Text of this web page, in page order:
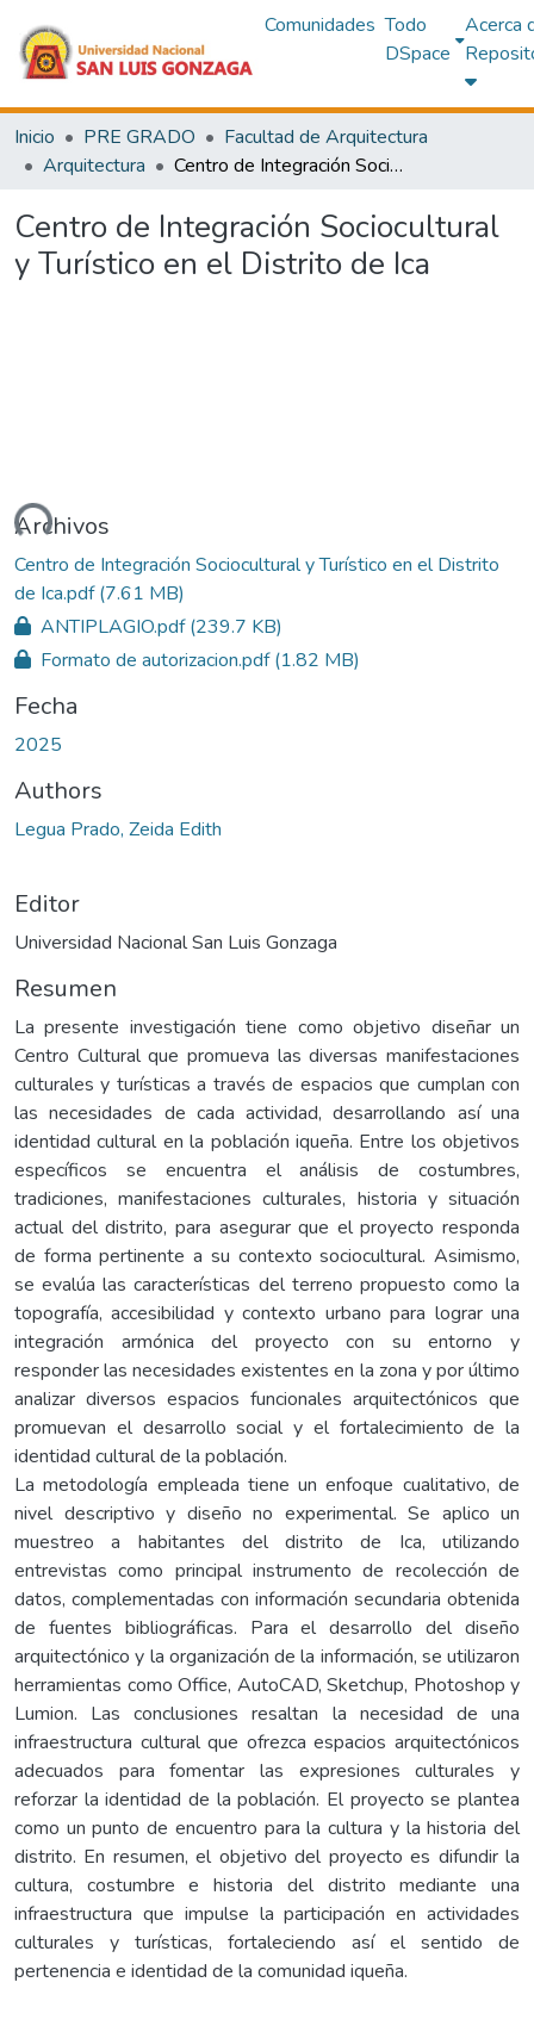
Comunidades Todo
DSpace
Acerca
Inicio PRE GRADO
Facultad de Arquitectura
Arquitectura
Centro de Integración Sociocultural y Turístico en el Distrito de Ica
Centro de Integración Sociocultural
y Turístico en el Distrito de Ica
Archivos
Centro de Integración Sociocultural y Turístico en el Distrito
de Ica.pdf(7.61 MB)
ANTIPLAGIO.pdf(239.7 KB)
Formato de autorizacion.pdf(1.82 MB)
Fecha
2025
Authors
Legua Prado, Zeida Edith
Editor
Universidad Nacional San Luis Gonzaga
Resumen
La presente investigación tiene como objetivo diseñar un
Centro Cultural que promueva las diversas manifestaciones
culturales y turísticas a través de espacios que cumplan con
las necesidades de cada actividad, desarrollando así una
identidad cultural en la población iqueña. Entre los objetivos
específicos se encuentra el análisis de costumbres,
tradiciones, manifestaciones culturales, historia y situación
actual del distrito, para asegurar que el proyecto responda
de forma pertinente a su contexto sociocultural. Asimismo,
se evalúa las características del terreno propuesto como la
topografía, accesibilidad y contexto urbano para lograr una
integración armónica del proyecto con su entorno y
responder las necesidades existentes en la zona y por último
analizar diversos espacios funcionales arquitectónicos que
promuevan el desarrollo social y el fortalecimiento de la
identidad cultural de la población.
La metodología empleada tiene un enfoque cualitativo, de
nivel descriptivo y diseño no experimental. Se aplico un
muestreo a habitantes del distrito de Ica, utilizando
entrevistas como principal instrumento de recolección de
datos, complementadas con información secundaria obtenida
de fuentes bibliográficas. Para el desarrollo del diseño
arquitectónico y la organización de la información, se utilizaron
herramientas como Office, AutoCAD, Sketchup, Photoshop y
Lumion. Las conclusiones resaltan la necesidad de una
infraestructura cultural que ofrezca espacios arquitectónicos
adecuados para fomentar las expresiones culturales y
reforzar la identidad de la población. El proyecto se plantea
como un punto de encuentro para la cultura y la historia del
distrito. En resumen, el objetivo del proyecto es difundir la
cultura, costumbre e historia del distrito mediante una
infraestructura que impulse la participación en actividades
culturales y turísticas, fortaleciendo así el sentido de
pertenencia e identidad de la comunidad iqueña.